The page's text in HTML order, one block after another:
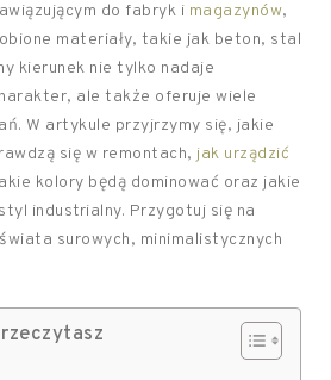
do fabryk i magazynów,
materiały, takie jak beton, stal
kierunek nie tylko nadaje
ale także oferuje wiele
W artykule przyjrzymy się, jakie
się w remontach, jak urządzić
kolory będą dominować oraz jakie
industrialny. Przygotuj się na
surowych, minimalistycznych